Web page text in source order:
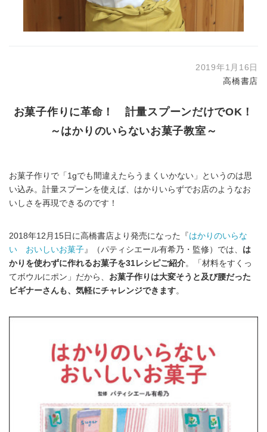
2019年1月16日
高橋書店
お菓子作りに革命！ 計量スプーンだけでOK！
～はかりのいらないお菓子教室～
お菓子作りで「1gでも間違えたらうまくいかない」というのは思
い込み。計量スプーンを使えば、はかりいらずでお店のようなお
いしさを再現できるのです！
2018年12月15日に高橋書店より発売になった『 はかりのいらな
い おいしいお菓子』（パティシエール有希乃・監修）では、 は
かりを使わずに作れるお菓子を31レシピご紹介。「材料をすくっ
てボウルにポン」だから、 お菓子作りは大変そうと及び腰だった
ビギナーさんも、気軽にチャレンジできます。